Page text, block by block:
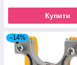
Купити
–14%